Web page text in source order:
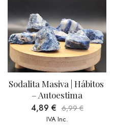
Figura Ganesha
Rosa | Pureza –
11,92€